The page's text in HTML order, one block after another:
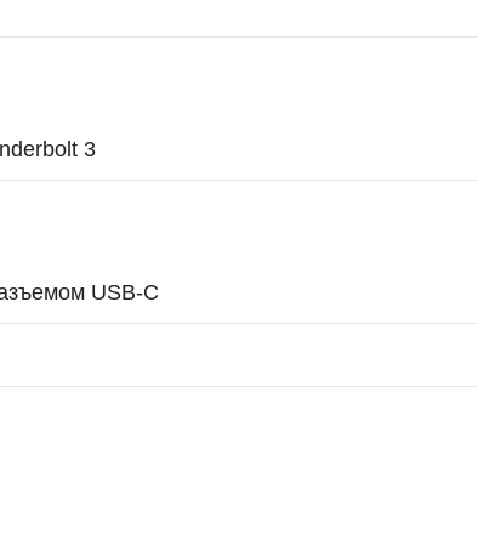
3
USB-C